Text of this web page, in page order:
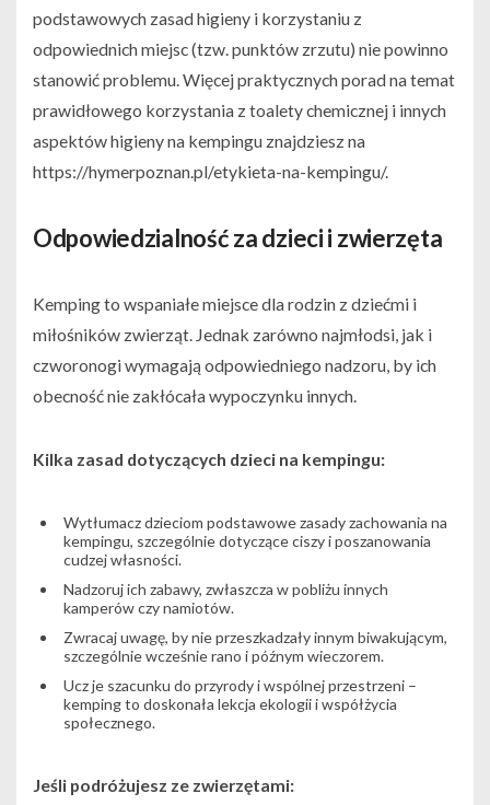
podstawowych zasad higieny i korzystaniu z
odpowiednich miejsc (tzw. punktów zrzutu) nie powinno
stanowić problemu. Więcej praktycznych porad na temat
prawidłowego korzystania z toalety chemicznej i innych
aspektów higieny na kempingu znajdziesz na
https://hymerpoznan.pl/etykieta-na-kempingu/.
Odpowiedzialność za dzieci i zwierzęta
Kemping to wspaniałe miejsce dla rodzin z dziećmi i
miłośników zwierząt. Jednak zarówno najmłodsi, jak i
czworonogi wymagają odpowiedniego nadzoru, by ich
obecność nie zakłócała wypoczynku innych.
Kilka zasad dotyczących dzieci na kempingu:
Wytłumacz dzieciom podstawowe zasady zachowania na
kempingu, szczególnie dotyczące ciszy i poszanowania
cudzej własności.
Nadzoruj ich zabawy, zwłaszcza w pobliżu innych
kamperów czy namiotów.
Zwracaj uwagę, by nie przeszkadzały innym biwakującym,
szczególnie wcześnie rano i późnym wieczorem.
Ucz je szacunku do przyrody i wspólnej przestrzeni –
kemping to doskonała lekcja ekologii i współżycia
społecznego.
Jeśli podróżujesz ze zwierzętami: